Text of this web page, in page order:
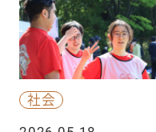
社会